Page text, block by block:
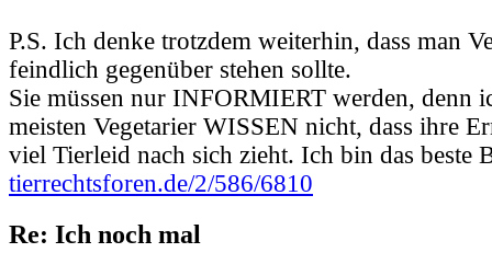
P.S. Ich denke trotzdem weiterhin, dass man
feindlich gegenüber stehen sollte.
Sie müssen nur INFORMIERT werden, denn
meisten Vegetarier WISSEN nicht, dass ihre
viel Tierleid nach sich zieht. Ich bin das beste
tierrechtsforen.de/2/586/6810
Re: Ich noch mal